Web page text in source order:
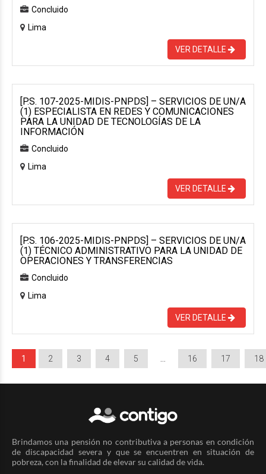
Concluido
Lima
VER DETALLE
[P.S. 107-2025-MIDIS-PNPDS] – SERVICIOS DE UN/A
(1) ESPECIALISTA EN REDES Y COMUNICACIONES
PARA LA UNIDAD DE TECNOLOGÍAS DE LA
INFORMACIÓN
Concluido
Lima
VER DETALLE
[P.S. 106-2025-MIDIS-PNPDS] – SERVICIOS DE UN/A
(1) TÉCNICO ADMINISTRATIVO PARA LA UNIDAD DE
OPERACIONES Y TRANSFERENCIAS
Concluido
Lima
VER DETALLE
1 2 3 4 5 16 17 18
Brindamos una pensión no contributiva a personas en condición
de discapacidad severa y que se encuentren en situación de
pobreza, con la finalidad de elevar su calidad de vida.